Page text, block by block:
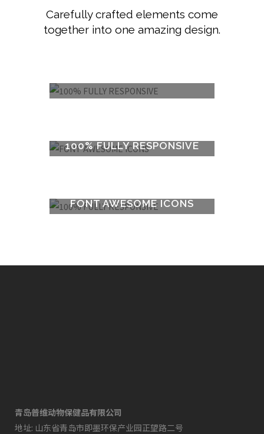
Carefully crafted elements come
together into one amazing design.
100% FULLY RESPONSIVE
FONT AWESOME ICONS
青岛普维动物保健品有限公司
地址: 山东省青岛市即墨环保产业园正望路二号